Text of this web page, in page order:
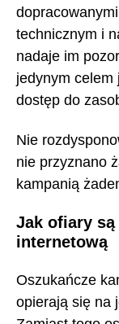
technicznym i
nadaje im
jedynym celem
dostęp do
Nie
nie przyznano
kampanią
Jak ofiary są
internetową
Oszukańcze
opierają się na